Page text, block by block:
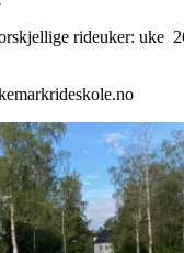
rideuker: uke